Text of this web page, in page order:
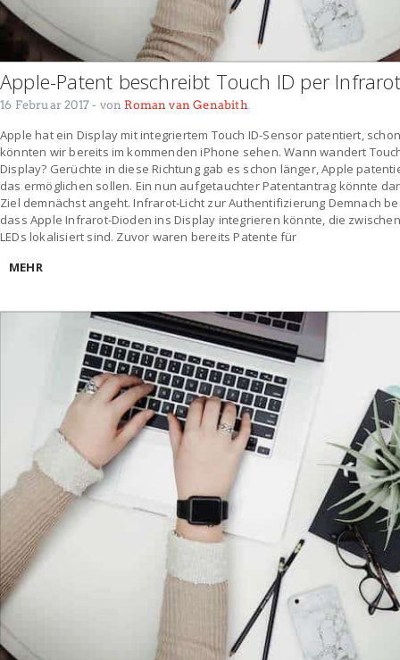
Apple-Patent beschreibt Touch ID per Infrarot
16 Februar 2017- von Roman van Genabith
Apple hat ein Display mit integriertem Touch ID-Sensor patentiert,
könnten wir bereits im kommenden iPhone sehen. Wann wandert
Display? Gerüchte in diese Richtung gab es schon länger, Apple
das ermöglichen sollen. Ein nun aufgetauchter Patentantrag könnte
Ziel demnächst angeht. Infrarot-Licht zur Authentifizierung Demnach
dass Apple Infrarot-Dioden ins Display integrieren könnte, die
LEDs lokalisiert sind. Zuvor waren bereits Patente für
MEHR